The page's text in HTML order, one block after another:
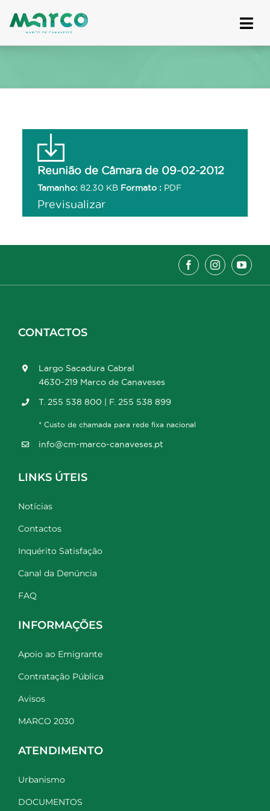
to
Reunião de Câmara de 09-02-2012
Tamanho: 82.30 KB Formato : PDF
Previsualizar
CONTACTOS
Largo Sacadura Cabral
4630-219 Marco de Canaveses
T. 255 538 800 | F. 255 538 899
* Custo de chamada para rede fixa nacional
info@cm-marco-canaveses.pt
LINKS ÚTEIS
Notícias
Contactos
Inquérito Satisfação
Canal da Denúncia
FAQ
INFORMAÇÕES
Apoio ao Emigrante
Contratação Pública
Avisos
MARCO 2030
ATENDIMENTO
Urbanismo
DOCUMENTOS